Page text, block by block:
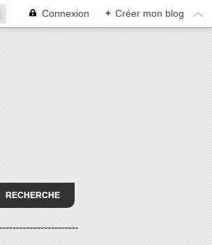
Connexion + Créer mon blog